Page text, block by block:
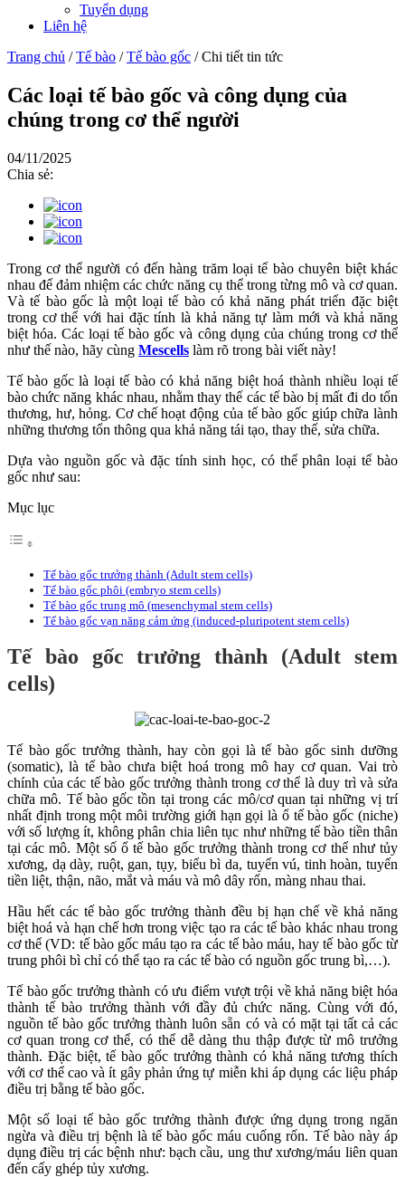
Tuyển dụng
Liên hệ
Trang chủ /Tế bào /Tế bào gốc /Chi tiết tin tức
Các loại tế bào gốc và công dụng của
chúng trong cơ thể người
04/11/2025
Chia sẻ:
Trong cơ thể người có đến hàng trăm loại tế bào chuyên biệt khác
nhau để đảm nhiệm các chức năng cụ thể trong từng mô và cơ quan.
Và tế bào gốc là một loại tế bào có khả năng phát triển đặc biệt
trong cơ thể với hai đặc tính là khả năng tự làm mới và khả năng
biệt hóa. Các loại tế bào gốc và công dụng của chúng trong cơ thể
như thế nào, hãy cùng Mescells làm rõ trong bài viết này!
Tế bào gốc là loại tế bào có khả năng biệt hoá thành nhiều loại tế
bào chức năng khác nhau, nhằm thay thế các tế bào bị mất đi do tổn
thương, hư, hỏng. Cơ chế hoạt động của tế bào gốc giúp chữa lành
những thương tổn thông qua khả năng tái tạo, thay thế, sửa chữa.
Dựa vào nguồn gốc và đặc tính sinh học, có thể phân loại tế bào
gốc như sau:
Mục lục
Tế bào gốc trưởng thành (Adult stem cells)
Tế bào gốc phôi (embryo stem cells)
Tế bào gốc trung mô (mesenchymal stem cells)
Tế bào gốc vạn năng cảm ứng (induced-pluripotent stem cells)
Tế bào gốc trưởng thành (Adult stem
cells)
Tế bào gốc trưởng thành, hay còn gọi là tế bào gốc sinh dưỡng
(somatic), là tế bào chưa biệt hoá trong mô hay cơ quan. Vai trò
chính của các tế bào gốc trưởng thành trong cơ thể là duy trì và sửa
chữa mô. Tế bào gốc tồn tại trong các mô/cơ quan tại những vị trí
nhất định trong một môi trường giới hạn gọi là ổ tế bào gốc (niche)
với số lượng ít, không phân chia liên tục như những tế bào tiền thân
tại các mô. Một số ổ tế bào gốc trưởng thành trong cơ thể như tủy
xương, dạ dày, ruột, gan, tụy, biểu bì da, tuyến vú, tinh hoàn, tuyến
tiền liệt, thận, não, mắt và máu và mô dây rốn, màng nhau thai.
Hầu hết các tế bào gốc trưởng thành đều bị hạn chế về khả năng
biệt hoá và hạn chế hơn trong việc tạo ra các tế bào khác nhau trong
cơ thể (VD: tế bào gốc máu tạo ra các tế bào máu, hay tế bào gốc từ
trung phôi bì chỉ có thể tạo ra các tế bào có nguồn gốc trung bì,…).
Tế bào gốc trưởng thành có ưu điểm vượt trội về khả năng biệt hóa
thành tế bào trưởng thành với đầy đủ chức năng. Cùng với đó,
nguồn tế bào gốc trưởng thành luôn sẵn có và có mặt tại tất cả các
cơ quan trong cơ thể, có thể dễ dàng thu thập được từ mô trưởng
thành. Đặc biệt, tế bào gốc trưởng thành có khả năng tương thích
với cơ thể cao và ít gây phản ứng tự miễn khi áp dụng các liệu pháp
điều trị bằng tế bào gốc.
Một số loại tế bào gốc trưởng thành được ứng dụng trong ngăn
ngừa và điều trị bệnh là tế bào gốc máu cuống rốn. Tế bào này áp
dụng điều trị các bệnh như: bạch cầu, ung thư xương/máu liên quan
đến cấy ghép tủy xương.